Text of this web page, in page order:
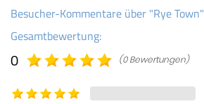
Besucher-Kommentare über "Rye Town"
Gesamtbewertung:
0 (0 Bewertungen)